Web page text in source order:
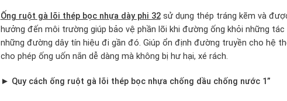
Ống ruột gà lõi thép bọc nhựa dày phi 32 sử dụng thép tráng kẽm và
hưởng đến môi trường giúp bảo vệ phần lõi khi đường ống khỏi những
những đường dây tín hiệu đi gần đó. Giúp ổn định đường truyền cho hệ
cho phép ống uốn nắn dễ dàng mà không bị hư hại, xé rách.
► Quy cách ống ruột gà lõi thép bọc nhựa chống dầu chống nước 1”